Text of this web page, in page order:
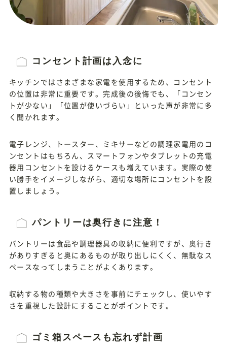
コンセント計画は入念に
キッチンではさまざまな家電を使用するため、コンセント
の位置は非常に重要です。完成後の後悔でも、「コンセン
トが少ない」「位置が使いづらい」といった声が非常に多
く聞かれます。
電子レンジ、トースター、ミキサーなどの調理家電用のコ
ンセントはもちろん、スマートフォンやタブレットの充電
器用コンセントを設けるケースも増えています。実際の使
い勝手をイメージしながら、適切な場所にコンセントを設
置しましょう。
パントリーは奥行きに注意！
パントリーは食品や調理器具の収納に便利ですが、奥行き
がありすぎると奥にあるものが取り出しにくく、無駄なス
ペースなってしまうことがよくあります。
収納する物の種類や大きさを事前にチェックし、使いやす
さを重視した設計にすることがポイントです。
ゴミ箱スペースも忘れず計画